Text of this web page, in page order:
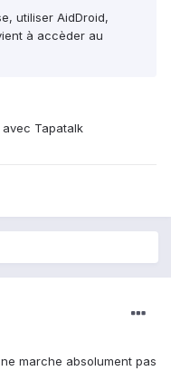
utiliser AidDroid,
à accèder au
avec Tapatalk
marche absolument pas